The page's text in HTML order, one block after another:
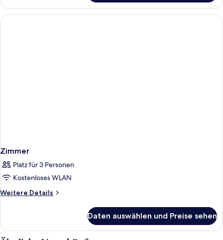
Mehrere
Betten
Zimmer
Platz für 3 Personen
Kostenloses WLAN
Weitere Details
Weitere
Daten auswählen und Preise sehen